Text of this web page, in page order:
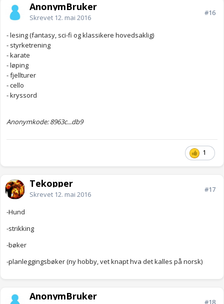
AnonymBruker
Skrevet 12. mai 2016
#16
- lesing (fantasy, sci-fi og klassikere hovedsaklig)
- styrketrening
- karate
- løping
- fjellturer
- cello
- kryssord
Anonymkode: 8963c...db9
1
Tekopper
Skrevet 12. mai 2016
#17
-Hund
-strikking
-bøker
-planleggingsbøker (ny hobby, vet knapt hva det kalles på norsk)
AnonymBruker #18